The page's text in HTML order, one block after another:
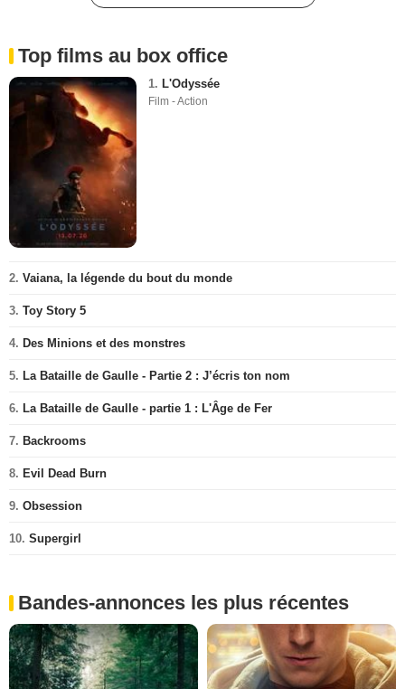
Top films au box office
1. L'Odyssée
Film - Action
2. Vaiana, la légende du bout du monde
3. Toy Story 5
4. Des Minions et des monstres
5. La Bataille de Gaulle - Partie 2 : J’écris ton nom
6. La Bataille de Gaulle - partie 1 : L'Âge de Fer
7. Backrooms
8. Evil Dead Burn
9. Obsession
10. Supergirl
Bandes-annonces les plus récentes